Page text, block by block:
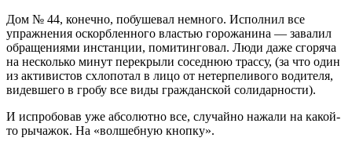
Дом № 44, конечно, побушевал немного. Исполнил все
упражнения оскорбленного властью горожанина — завалил
обращениями инстанции, помитинговал. Люди даже сгоряча
на несколько минут перекрыли соседнюю трассу, (за что один
из активистов схлопотал в лицо от нетерпеливого водителя,
видевшего в гробу все виды гражданской солидарности).
И испробовав уже абсолютно все, случайно нажали на какой-
то рычажок. На «волшебную кнопку».